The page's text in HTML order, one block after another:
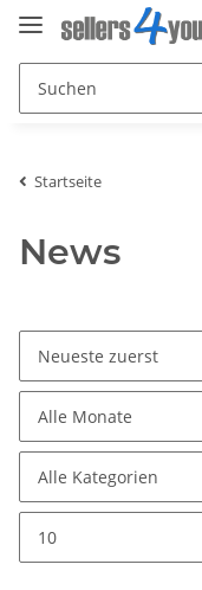
Startseite
News